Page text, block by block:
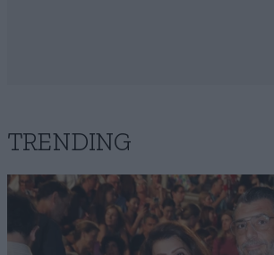
TRENDING